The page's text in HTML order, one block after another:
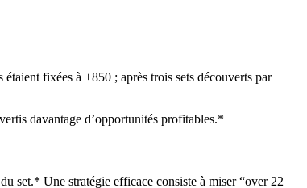
fixées à +850 ; après trois sets découverts par
davantage d’opportunités profitables.*
set.* Une stratégie efficace consiste à miser “over 22